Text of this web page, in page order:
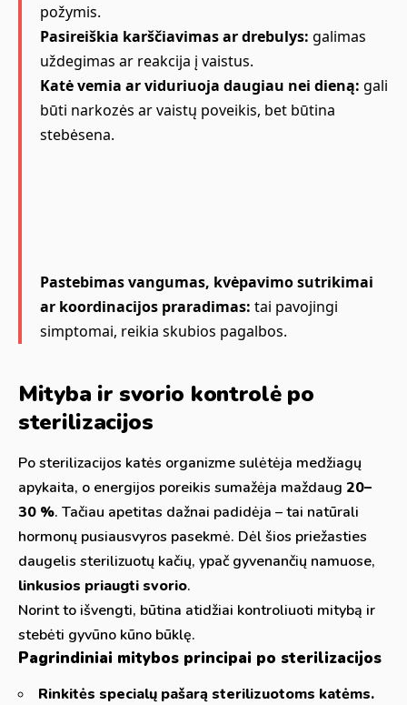
požymis.
Pasireiškia karščiavimas ar drebulys: galimas
uždegimas ar reakcija į vaistus.
Katė vemia ar viduriuoja daugiau nei dieną: gali
būti narkozės ar vaistų poveikis, bet būtina
stebėsena.
Pastebimas vangumas, kvėpavimo sutrikimai
ar koordinacijos praradimas: tai pavojingi
simptomai, reikia skubios pagalbos.
Mityba ir svorio kontrolė po
sterilizacijos
Po sterilizacijos katės organizme sulėtėja medžiagų
apykaita, o energijos poreikis sumažėja maždaug 20–
30 %. Tačiau apetitas dažnai padidėja – tai natūrali
hormonų pusiausvyros pasekmė. Dėl šios priežasties
daugelis sterilizuotų kačių, ypač gyvenančių namuose,
linkusios priaugti svorio.
Norint to išvengti, būtina atidžiai kontroliuoti mitybą ir
stebėti gyvūno kūno būklę.
Pagrindiniai mitybos principai po sterilizacijos
Rinkitės specialų pašarą sterilizuotoms katėms.